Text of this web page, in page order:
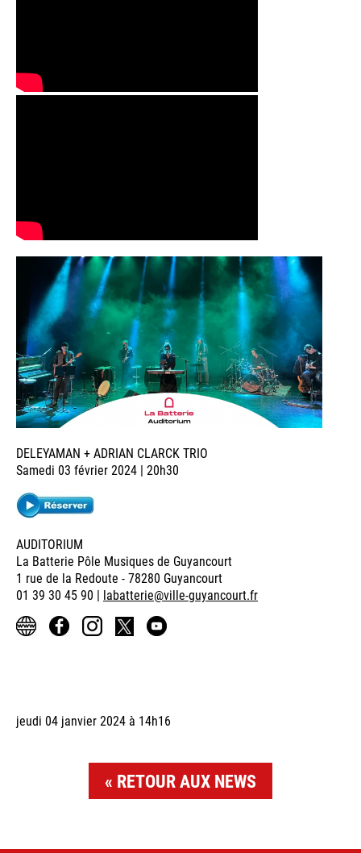
DELEYAMAN + ADRIAN CLARCK TRIO
Samedi 03 février 2024 | 20h30
AUDITORIUM
La Batterie Pôle Musiques de Guyancourt
1 rue de la Redoute - 78280 Guyancourt
01 39 30 45 90 | labatterie@ville-guyancourt.fr
jeudi 04 janvier 2024 à 14h16
RETOUR AUX NEWS